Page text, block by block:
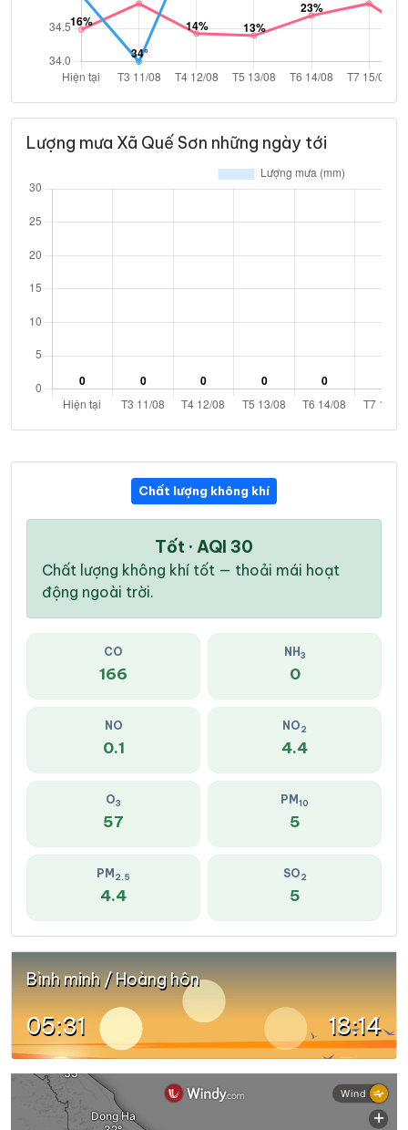
Lượng mưa Xã Quế Sơn những ngày tới
Chất lượng không khí
Tốt · AQI 30
Chất lượng không khí tốt — thoải mái hoạt
động ngoài trời.
CO
166
NH 3
0
NO
0.1
NO2
4.4
O3
57
PM 10
5
PM 2.5
4.4
SO2
5
Bình minh / Hoàng hôn
05:31 18:14